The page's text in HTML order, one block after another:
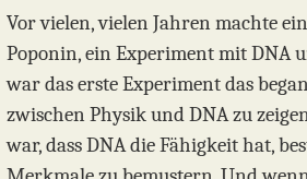
Vor vielen, vielen Jahren machte
Poponin, ein Experiment mit DNA
war das erste Experiment das
zwischen Physik und DNA zu
war, dass DNA die Fähigkeit hat,